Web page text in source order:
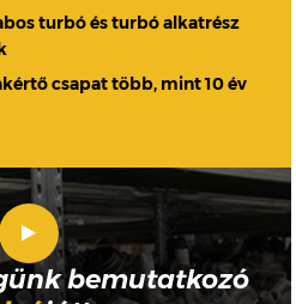
turbó és turbó alkatrész
csapat több, mint 10 év
bemutatkozó